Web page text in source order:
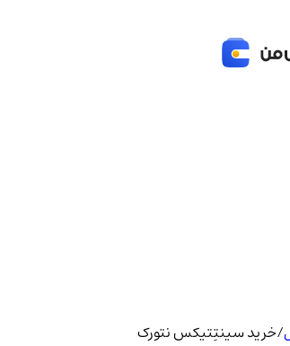
/خرید سینتِتیکس نتورک